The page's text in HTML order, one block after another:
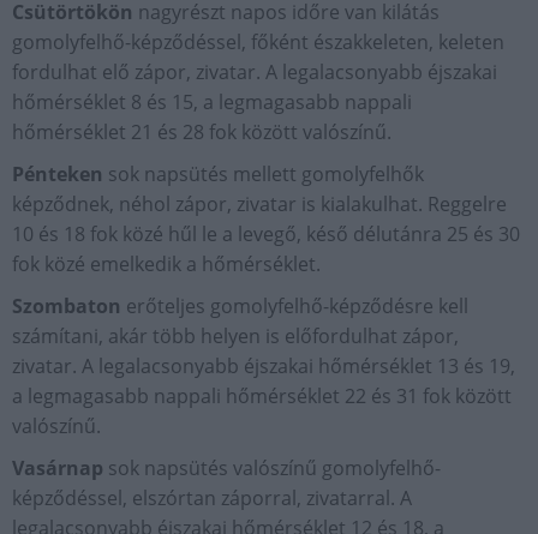
Csütörtökön nagyrészt napos időre van kilátás
gomolyfelhő-képződéssel, főként északkeleten, keleten
fordulhat elő zápor, zivatar. A legalacsonyabb éjszakai
hőmérséklet 8 és 15, a legmagasabb nappali
hőmérséklet 21 és 28 fok között valószínű.
Pénteken sok napsütés mellett gomolyfelhők
képződnek, néhol zápor, zivatar is kialakulhat. Reggelre
10 és 18 fok közé hűl le a levegő, késő délutánra 25 és 30
fok közé emelkedik a hőmérséklet.
Szombaton erőteljes gomolyfelhő-képződésre kell
számítani, akár több helyen is előfordulhat zápor,
zivatar. A legalacsonyabb éjszakai hőmérséklet 13 és 19,
a legmagasabb nappali hőmérséklet 22 és 31 fok között
valószínű.
Vasárnap sok napsütés valószínű gomolyfelhő-
képződéssel, elszórtan záporral, zivatarral. A
legalacsonyabb éjszakai hőmérséklet 12 és 18, a